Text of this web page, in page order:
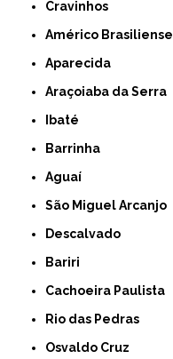
Cravinhos
Américo Brasiliense
Aparecida
Araçoiaba da Serra
Ibaté
Barrinha
Aguaí
São Miguel Arcanjo
Descalvado
Bariri
Cachoeira Paulista
Rio das Pedras
Osvaldo Cruz